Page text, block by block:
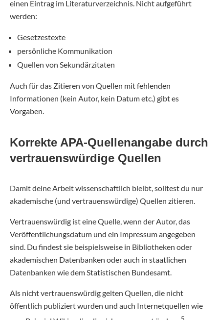
einen Eintrag im Literaturverzeichnis. Nicht aufgeführt
werden:
Gesetzestexte
persönliche Kommunikation
Quellen von Sekundärzitaten
Auch für das Zitieren von Quellen mit fehlenden
Informationen (kein Autor, kein Datum etc.) gibt es
Vorgaben.
Korrekte APA-Quellenangabe durch
vertrauenswürdige Quellen
Damit deine Arbeit wissenschaftlich bleibt, solltest du nur
akademische (und vertrauenswürdige) Quellen zitieren.
Vertrauenswürdig ist eine Quelle, wenn der Autor, das
Veröffentlichungsdatum und ein Impressum angegeben
sind. Du findest sie beispielsweise in Bibliotheken oder
akademischen Datenbanken oder auch in staatlichen
Datenbanken wie dem Statistischen Bundesamt.
Als nicht vertrauenswürdig gelten Quellen, die nicht
öffentlich publiziert wurden und auch Internetquellen wie
5